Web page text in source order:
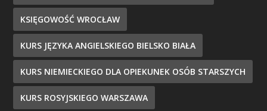
KSIĘGOWOŚĆ WROCŁAW
KURS JĘZYKA ANGIELSKIEGO BIELSKO BIAŁA
KURS NIEMIECKIEGO DLA OPIEKUNEK OSÓB STARSZYCH
KURS ROSYJSKIEGO WARSZAWA